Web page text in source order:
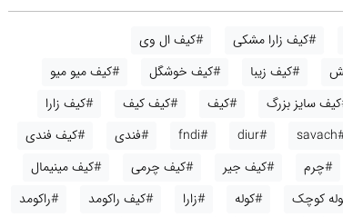
#کیف زارا مشکی
#کیف ال وی
#کیف زیبا #کیف خوشگل
#کیف میو میو
سایز بزرگ #کیف #کیف کیف
#کیف زارا
#diur
#fndi #فندی
#کیف فندی
#چرم #کیف جیر #کیف چرمی
#کیف مینیمال
کوچک #کوله #زارا #کیف راکومد
#راکومد